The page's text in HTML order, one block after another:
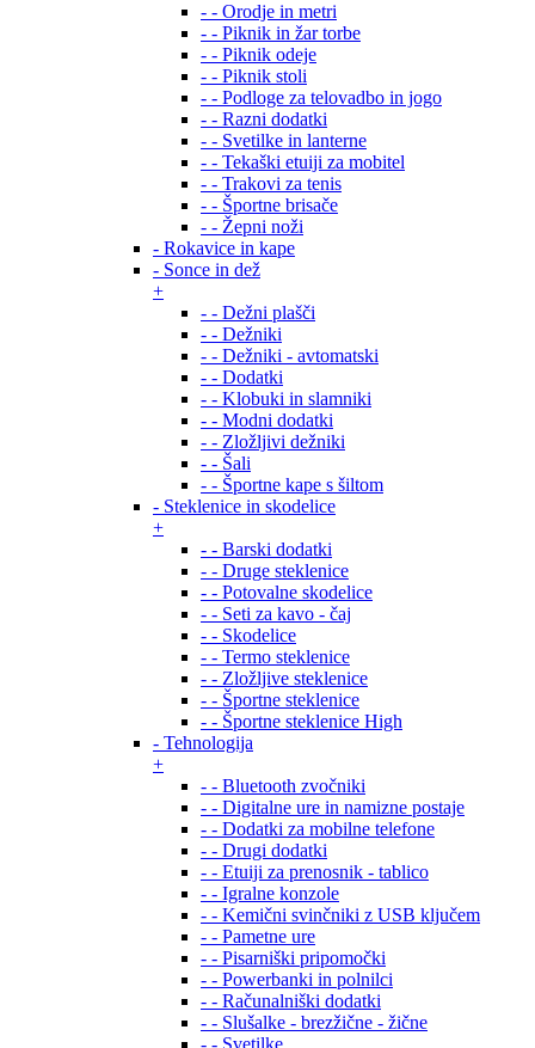
- - Orodje in metri
- - Piknik in žar torbe
- - Piknik odeje
- - Piknik stoli
- - Podloge za telovadbo in jogo
- - Razni dodatki
- - Svetilke in lanterne
- - Tekaški etuiji za mobitel
- - Trakovi za tenis
- - Športne brisače
- - Žepni noži
- Rokavice in kape
- Sonce in dež
+
- - Dežni plašči
- - Dežniki
- - Dežniki - avtomatski
- - Dodatki
- - Klobuki in slamniki
- - Modni dodatki
- - Zložljivi dežniki
- - Šali
- - Športne kape s šiltom
- Steklenice in skodelice
+
- - Barski dodatki
- - Druge steklenice
- - Potovalne skodelice
- - Seti za kavo - čaj
- - Skodelice
- - Termo steklenice
- - Zložljive steklenice
- - Športne steklenice
- - Športne steklenice High
- Tehnologija
+
- - Bluetooth zvočniki
- - Digitalne ure in namizne postaje
- - Dodatki za mobilne telefone
- - Drugi dodatki
- - Etuiji za prenosnik - tablico
- - Igralne konzole
- - Kemični svinčniki z USB ključem
- - Pametne ure
- - Pisarniški pripomočki
- - Powerbanki in polnilci
- - Računalniški dodatki
- - Slušalke - brezžične - žične
- - Svetilke